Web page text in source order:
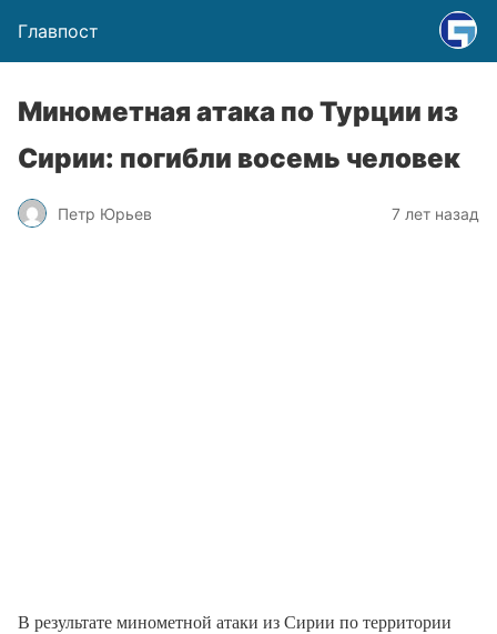
Главпост
Минометная атака по Турции из
Сирии: погибли восемь человек
Петр Юрьев 7 лет назад
В результате минометной атаки из Сирии по территории